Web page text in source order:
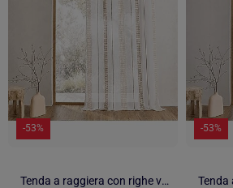
-53%
Tenda a raggiera con righe verticali e pois
-53%